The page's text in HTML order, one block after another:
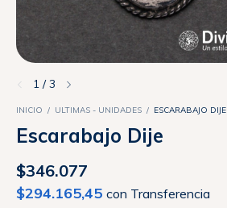
1 /3
INICIO / ULTIMAS - UNIDADES / ESCARABAJO DIJE
Escarabajo Dije
$346.077
$294.165,45 con Transferencia